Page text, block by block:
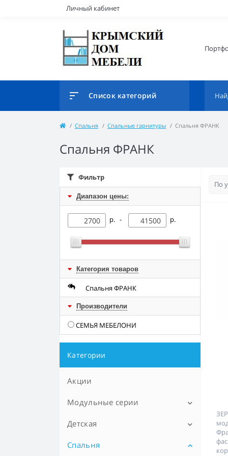
Личный кабинет
Список категорий
Спальня Спальные гарнитуры Спальня ФРАНК
Спальня ФРАНК
Фильтр
Диапазон цены:
р. - р.
Категория товаров
Спальня ФРАНК
Производители
СЕМЬЯ МЕБЕЛОНИ
Категории
Акции
Модульные серии
LINATE (Линате)
TIFFANY (Тиффани)
Детская
Детские диваны
Спальня